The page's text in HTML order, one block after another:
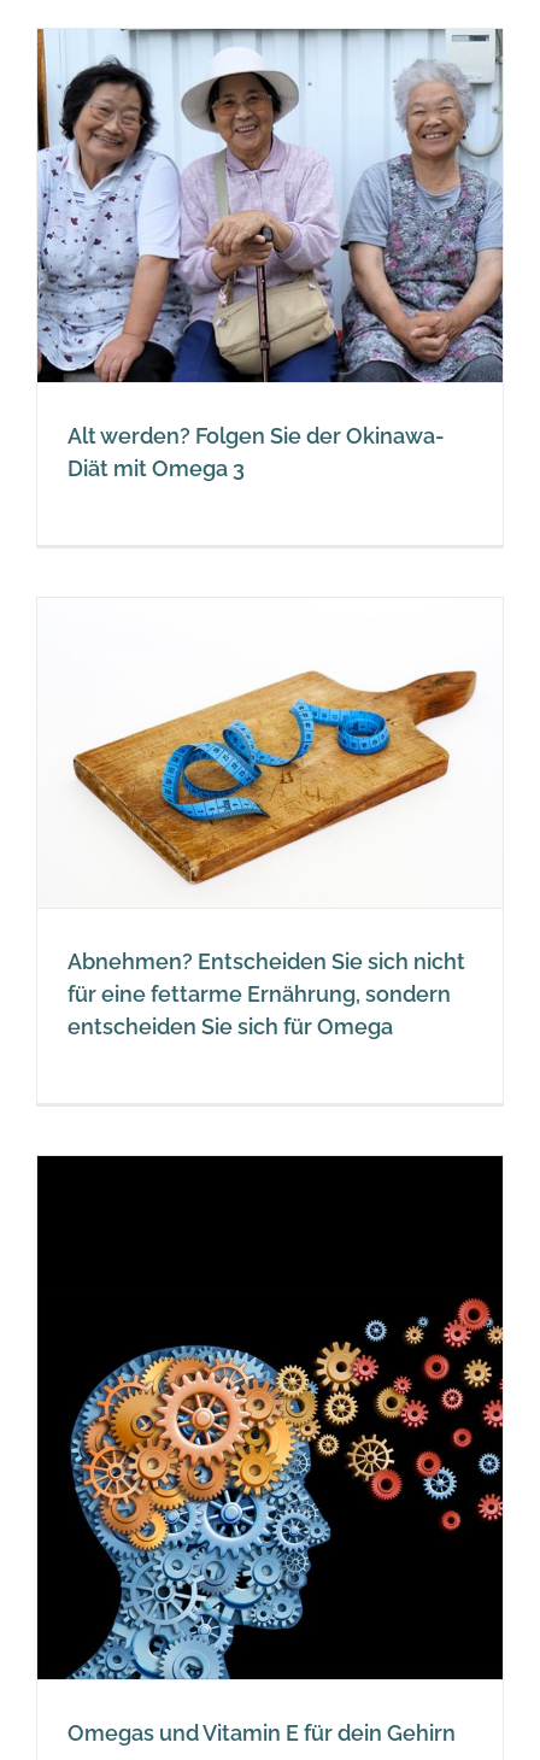
Alt werden? Folgen Sie der Okinawa-
Diät mit Omega 3
Abnehmen? Entscheiden Sie sich nicht
für eine fettarme Ernährung, sondern
entscheiden Sie sich für Omega
Omegas und Vitamin E für dein Gehirn